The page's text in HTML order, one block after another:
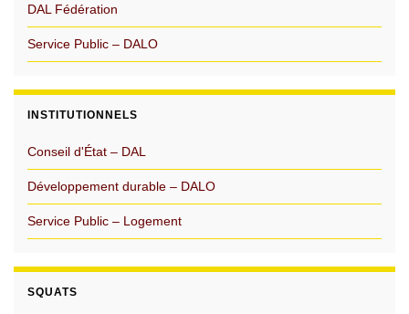
DAL Fédération
Service Public – DALO
INSTITUTIONNELS
Conseil d'État – DAL
Développement durable – DALO
Service Public – Logement
SQUATS